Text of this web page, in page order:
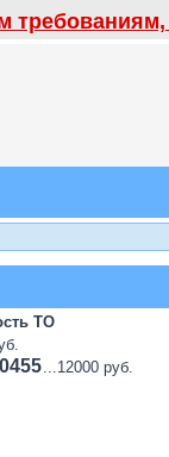
ТО
...12000 руб.